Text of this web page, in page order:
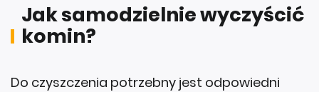
Jak samodzielnie wyczyścić
komin?
Do czyszczenia potrzebny jest odpowiedni